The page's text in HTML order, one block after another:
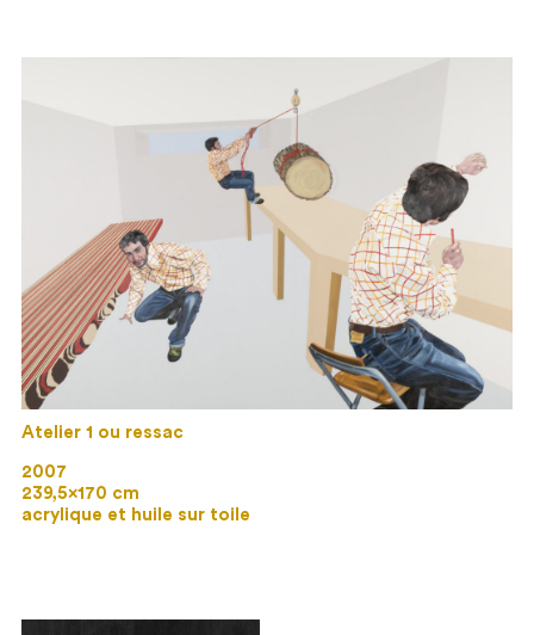
Atelier 1 ou ressac
2007
239,5×170 cm
acrylique et huile sur toile